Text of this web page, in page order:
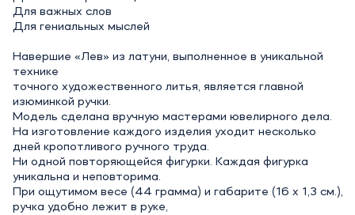
Для важных слов
Для гениальных мыслей
Навершие «Лев» из латуни, выполненное в уникальной
технике
точного художественного литья, является главной
изюминкой ручки.
Модель сделана вручную мастерами ювелирного дела.
На изготовление каждого изделия уходит несколько
дней кропотливого ручного труда.
Ни одной повторяющейся фигурки. Каждая фигурка
уникальна и неповторима.
При ощутимом весе (44 грамма) и габарите (16 х 1,3 см.),
ручка удобно лежит в руке,